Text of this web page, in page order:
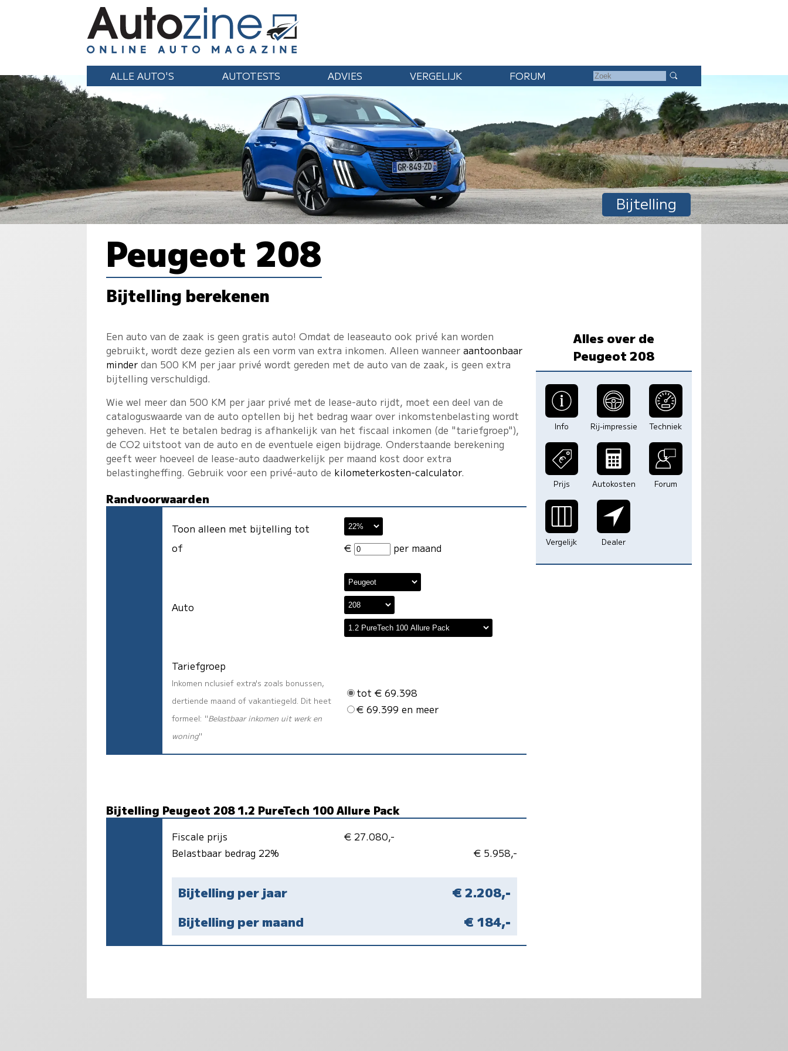
ALLE AUTO'S AUTOTESTS ADVIES VERGELIJK FORUM
Bijtelling
Peugeot 208
Bijtelling berekenen
Een auto van de zaak is geen gratis auto! Omdat de leaseauto ook privé kan worden
gebruikt, wordt deze gezien als een vorm van extra inkomen. Alleen wanneeraantoonbaar
minder dan 500 KM per jaar privé wordt gereden met de auto van de zaak, is geen extra
bijtelling verschuldigd.
Wie wel meer dan 500 KM per jaar privé met de lease-auto rijdt, moet een deel van de
cataloguswaarde van de auto optellen bij het bedrag waar over inkomstenbelasting wordt
geheven. Het te betalen bedrag is afhankelijk van het fiscaal inkomen (de "tariefgroep"),
de CO2 uitstoot van de auto en de eventuele eigen bijdrage. Onderstaande berekening
geeft weer hoeveel de lease-auto daadwerkelijk per maand kost door extra
belastingheffing. Gebruik voor een privé-auto de kilometerkosten-calculator.
Randvoorwaarden
Toon alleen met bijtelling tot
of
€ per maand
Auto
Tariefgroep
Inkomen nclusief extra's zoals bonussen,
dertiende maand of vakantiegeld. Dit heet
formeel: "Belastbaar inkomen uit werk en
woning"
tot € 69.398
€ 69.399 en meer
Bijtelling Peugeot 208 1.2 PureTech 100 Allure Pack
Fiscale prijs
€ 27.080,-
Belastbaar bedrag 22%
€ 5.958,-
Bijtelling per jaar
€ 2.208,-
Bijtelling per maand
€ 184,-
Alles over de
Peugeot 208
Info Rij-impressie Techniek
Prijs Autokosten Forum
Vergelijk Dealer